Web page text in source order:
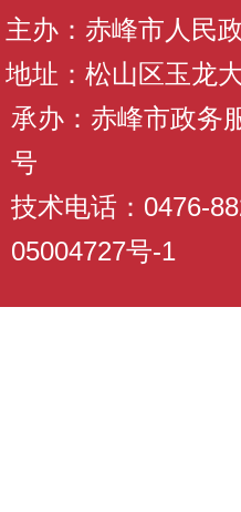
主办：赤峰市人民
地址：松山区玉龙
承办：赤峰市政
号
技术电话：0476-
05004727号-1